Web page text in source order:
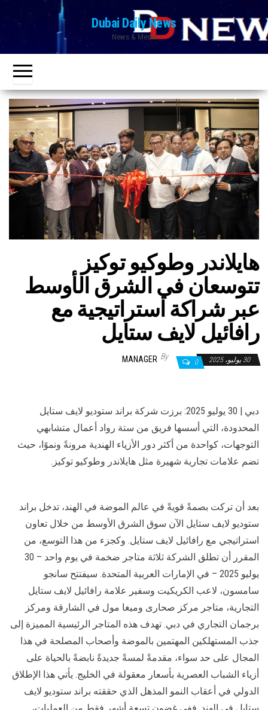
to
the
content
Dubai Daily News
News & Media
هايلاندر وطوكيو توكيز
تتوسعان في الشرق الأوسط
عبر شراكة استراتيجية مع
رافائيل لايف ستايل
30 يوليو، 2025 0
By
MANAGER
دبي | 30 يوليو 2025: برزت شركة براند ستوديو لايف ستايل
المحدودة، التي أسسها فريق من ستة رواد أعمال متشابهي
التوجهات، كواحدة من أكثر دور الأزياء الهندية مرونةً ونموًا، حيث
تضم علامات تجارية شهيرة مثل هايلاندر وطوكيو توكيز.
بعد أن تركت بصمةً قويةً في عالم الموضة في الهند، تدخل براند
ستوديو لايف ستايل الآن سوق الشرق الأوسط من خلال تعاون
استراتيجي مع رافائيل لايف ستايل. وكجزء من هذا التوسع، من
المقرر أن تطلق الشركة ثلاثة متاجر ضخمة في يوم واحد – 30
يوليو 2025 – في الإمارات العربية المتحدة. سيفتتح سانجو
سامسون، لاعب الكريكيت وسفير علامة رافائيل لايف ستايل
التجارية، متاجر مركز صحارى وميغا مول في الشارقة ومركز
برجمان التجاري في دبي. تهدف هذه المتاجر الرئيسية المميزة إلى
جذب المستهلكين المهتمين بالموضة وأصحاب المصلحة في هذا
المجال على حد سواء، مقدمةً لمسةً جديدةً نابضةً بالحياة على
أزياء الشباب العصرية بأسعار معقولة في الخليج. يأتي هذا الإطلاق
الدولي في أعقاب النمو المذهل الذي حققته براند ستوديو لايف